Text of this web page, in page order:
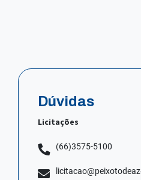
Dúvidas
Licitações
(66)3575-5100